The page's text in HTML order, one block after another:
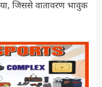
जिससे वातावरण भावुक